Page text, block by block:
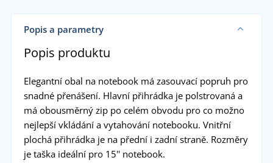
Popis a parametry
Popis produktu
Elegantní obal na notebook má zasouvací popruh pro
snadné přenášení. Hlavní přihrádka je polstrovaná a
má obousměrný zip po celém obvodu pro co možno
nejlepší vkládání a vytahování notebooku. Vnitřní
plochá přihrádka je na přední i zadní straně. Rozměry
je taška ideální pro 15'' notebook.